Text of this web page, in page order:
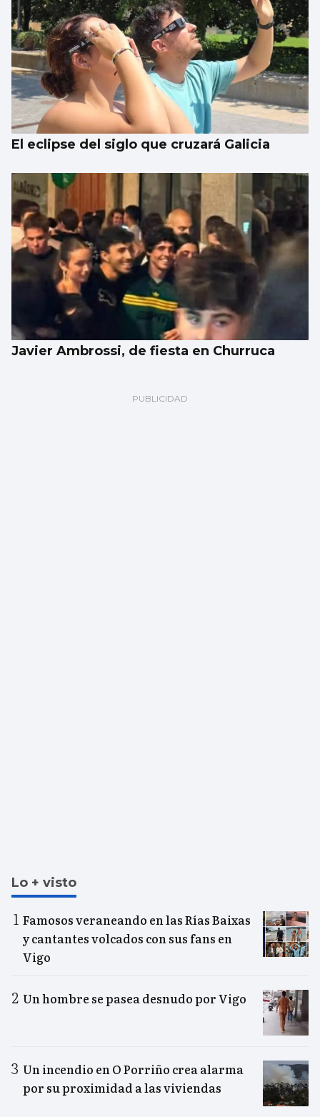
El eclipse del siglo que cruzará Galicia
Javier Ambrossi, de fiesta en Churruca
Lo + visto
Famosos veraneando en las Rías Baixas
y cantantes volcados con sus fans en
Vigo
Un hombre se pasea desnudo por Vigo
Un incendio en O Porriño crea alarma
por su proximidad a las viviendas